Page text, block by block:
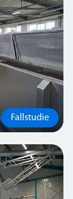
Fallstudie